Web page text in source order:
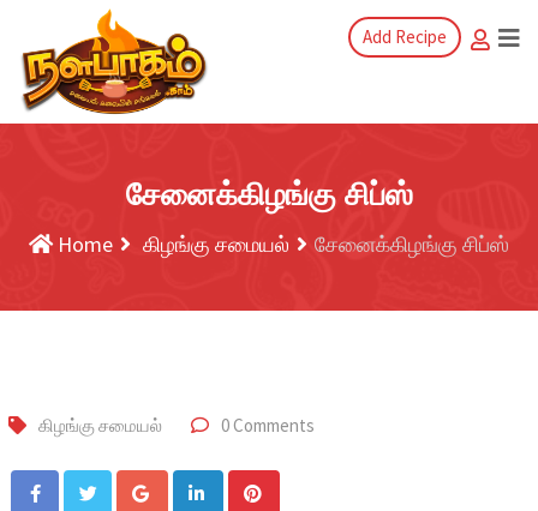
Add Recipe
சேனைக்கிழங்கு சிப்ஸ்
Home கிழங்கு சமையல் சேனைக்கிழங்கு சிப்ஸ்
கிழங்கு சமையல் 0 Comments